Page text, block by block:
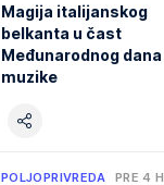
Magija italijanskog
belkanta u čast
Međunarodnog dana
muzike
POLJOPRIVREDA PRE 4 H